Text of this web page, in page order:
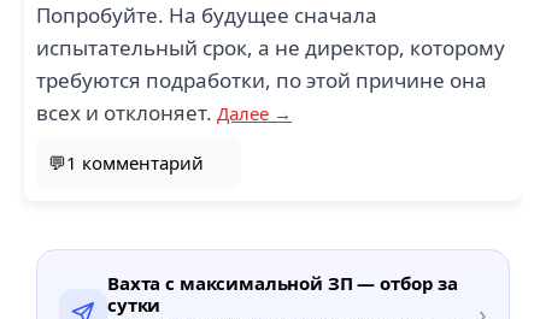
Попробуйте. На будущее сначала
испытательный срок, а не директор, которому
требуются подработки, по этой причине она
всех и отклоняет. Далее →
💬1 комментарий
Вахта с максимальной ЗП — отбор за
сутки